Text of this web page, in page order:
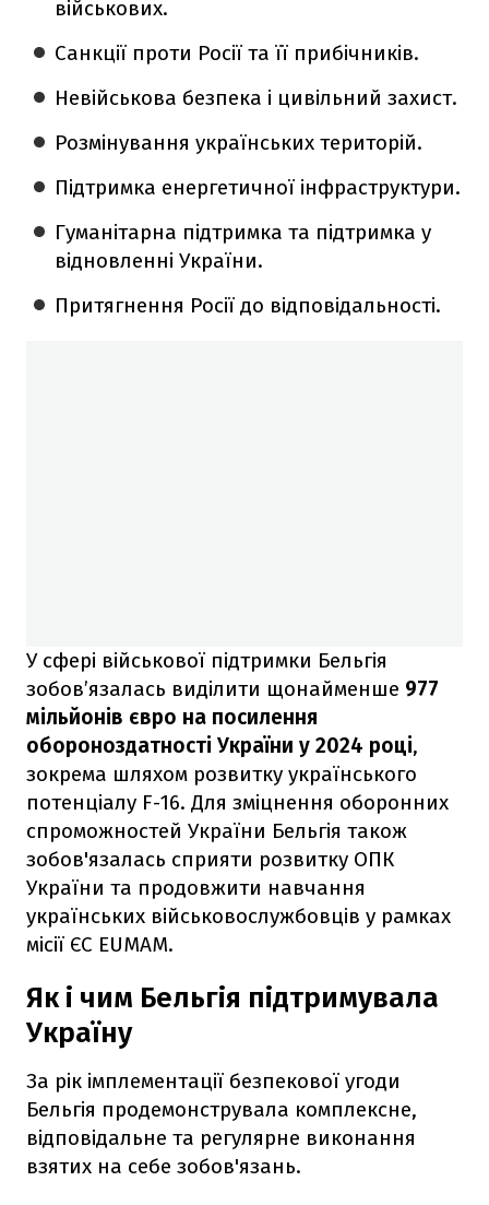
військових.
Санкції проти Росії та її прибічників.
Невійськова безпека і цивільний захист.
Розмінування українських територій.
Підтримка енергетичної інфраструктури.
Гуманітарна підтримка та підтримка у
відновленні України.
Притягнення Росії до відповідальності.
У сфері військової підтримки Бельгія
зобов’язалась виділити щонайменше 977
мільйонів євро на посилення
обороноздатності України у 2024 році,
зокрема шляхом розвитку українського
потенціалу F-16. Для зміцнення оборонних
спроможностей України Бельгія також
зобов'язалась сприяти розвитку ОПК
України та продовжити навчання
українських військовослужбовців у рамках
місії ЄС EUMAM.
Як і чим Бельгія підтримувала
Україну
За рік імплементації безпекової угоди
Бельгія продемонструвала комплексне,
відповідальне та регулярне виконання
взятих на себе зобов'язань.